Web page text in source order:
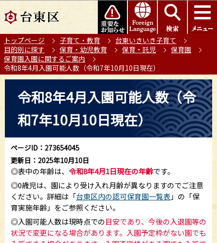
の
ー
ジ
の
先
このページの本文へ移動
トップページ 子育て・教育
台東いきいき子育て
目的別に探す
保育・幼児教育 保育・託児
保育園
保育園入園に関するご案内
令和8年4月入園可能人数（令和7年10月10日現在）
ら
令和8年4月入園可能人数（令
和7年10月10日現在）
ページID：273654045
更新日：2025年10月10日
◎表中の年齢は、 令和8年4月1日現在の年齢です。
◎0歳児は、園により受け入れ月齢が異なりますのでご注意
ください。詳細は「台東区内の認可保育園一覧表 」の「保
育実施年齢」をご参照ください。
◎入園可能人数は現時点での目安であり、今後の入退園等の
状況で変更になる場合があります。入園予定枠がない園でも